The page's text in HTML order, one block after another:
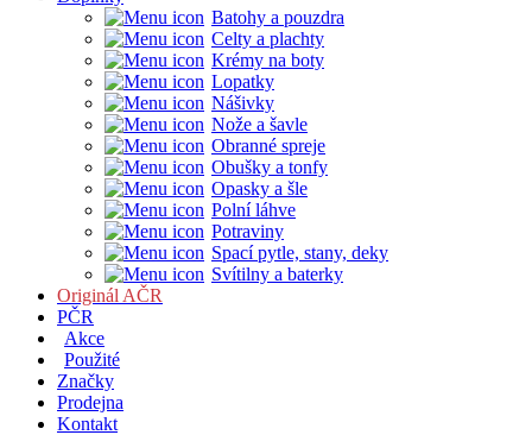
Batohy a pouzdra
Celty a plachty
Krémy na boty
Lopatky
Nášivky
Nože a šavle
Obranné spreje
Obušky a tonfy
Opasky a šle
Polní láhve
Potraviny
Spací pytle, stany, deky
Svítilny a baterky
Originál AČR
PČR
Akce
Použité
Značky
Prodejna
Kontakt